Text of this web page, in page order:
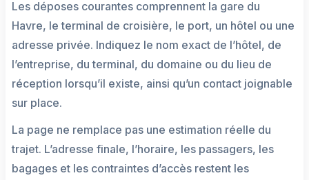
Les déposes courantes comprennent la gare du
Havre, le terminal de croisière, le port, un hôtel ou une
adresse privée. Indiquez le nom exact de l’hôtel, de
l’entreprise, du terminal, du domaine ou du lieu de
réception lorsqu’il existe, ainsi qu’un contact joignable
sur place.
La page ne remplace pas une estimation réelle du
trajet. L’adresse finale, l’horaire, les passagers, les
bagages et les contraintes d’accès restent les